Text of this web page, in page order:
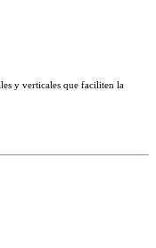
y verticales que faciliten la